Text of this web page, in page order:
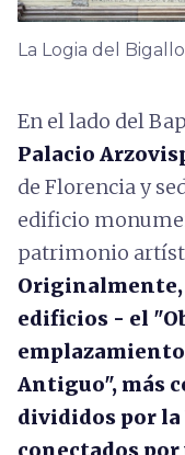
La Logia del
En el lado del
Palacio
de Florencia y
edificio
patrimonio
Originalmente,
edificios - el
Antiguo", más
divididos por la